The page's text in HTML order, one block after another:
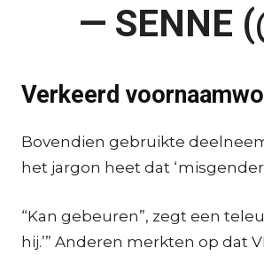
— SENNE
Verkeerd
Bovendien gebruikte
het jargon heet dat
“Kan gebeuren”, zegt een
hij.’” Anderen merkten op